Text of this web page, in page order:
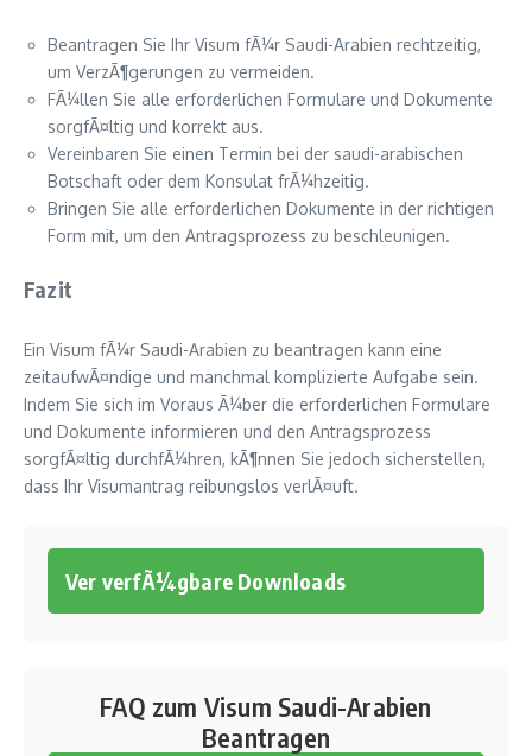
Beantragen Sie Ihr Visum fÃ¼r Saudi-Arabien rechtzeitig,
um VerzÃ¶gerungen zu vermeiden.
FÃ¼llen Sie alle erforderlichen Formulare und Dokumente
sorgfÃ¤ltig und korrekt aus.
Vereinbaren Sie einen Termin bei der saudi-arabischen
Botschaft oder dem Konsulat frÃ¼hzeitig.
Bringen Sie alle erforderlichen Dokumente in der richtigen
Form mit, um den Antragsprozess zu beschleunigen.
Fazit
Ein Visum fÃ¼r Saudi-Arabien zu beantragen kann eine
zeitaufwÃ¤ndige und manchmal komplizierte Aufgabe sein.
Indem Sie sich im Voraus Ã¼ber die erforderlichen Formulare
und Dokumente informieren und den Antragsprozess
sorgfÃ¤ltig durchfÃ¼hren, kÃ¶nnen Sie jedoch sicherstellen,
dass Ihr Visumantrag reibungslos verlÃ¤uft.
Ver verfÃ¼gbare Downloads
FAQ zum Visum Saudi-Arabien
Beantragen